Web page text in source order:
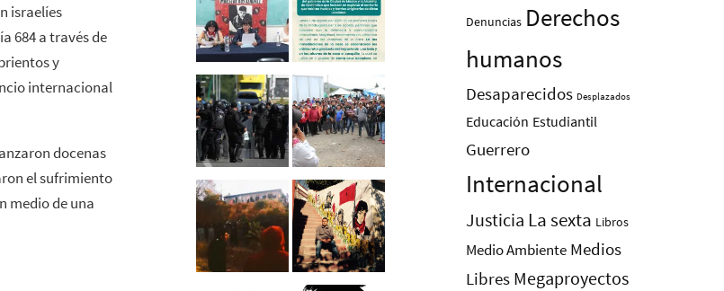
israelíes
684 a través de
y
internacional
docenas
el sufrimiento
medio de una
Denuncias Derechos
humanos
Desaparecidos Desplazados
Educación Estudiantil
Guerrero
Internacional
Justicia La sexta Libros
Medio Ambiente Medios
Libres Megaproyectos